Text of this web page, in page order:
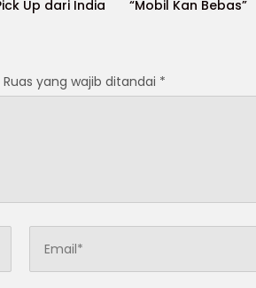
Up dari India
“Mobil Kan Bebas”
Ruas yang wajib ditandai *